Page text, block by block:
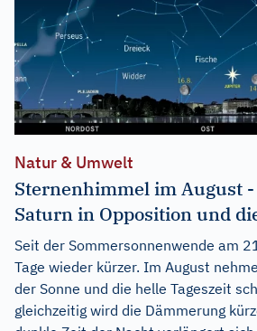
Natur & Umwelt
Sternenhimmel im August
Saturn in Opposition und
Seit der Sommersonnenwende am
Tage wieder kürzer. Im August
der Sonne und die helle Tageszeit
gleichzeitig wird die Dämmerung